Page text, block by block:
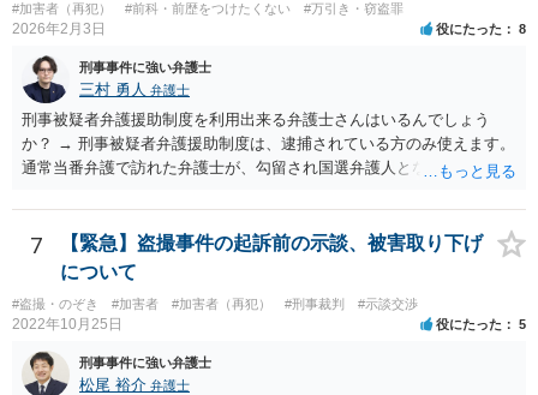
#加害者（再犯） #前科・前歴をつけたくない #万引き・窃盗罪
2026年2月3日 役にたった 8
刑事事件に強い弁護士
三村 勇人 弁護士
刑事被疑者弁護援助制度を利用出来る弁護士さんはいるんでしょう
か？ → 刑事被疑者弁護援助制度は、逮捕されている方のみ使えます。
通常当番弁護で訪れた弁護士が、勾留され国選弁護人となるまでの間
罰金は１００万以下で最低はどのくらいですか。 → 窃盗罪の法定刑は
50万円以下の罰金ですので、その範囲内です。 下限はありませんが、
窃盗罪の場合は、最低でも１０万円になるのが通常です（極まれに５
ーにも表示される？ → 表示されません すでにお伝えしたとおり、詳
細をお伺いしなければ、適切な見通しを示すことはできません。 これ
以上の回答は致しかねますので、ご了承ください。
7
【緊急】盗撮事件の起訴前の示談、被害取り下げ
について
#盗撮・のぞき #加害者 #加害者（再犯） #刑事裁判 #示談交渉
2022年10月25日 役にたった 5
刑事事件に強い弁護士
松尾 裕介 弁護士